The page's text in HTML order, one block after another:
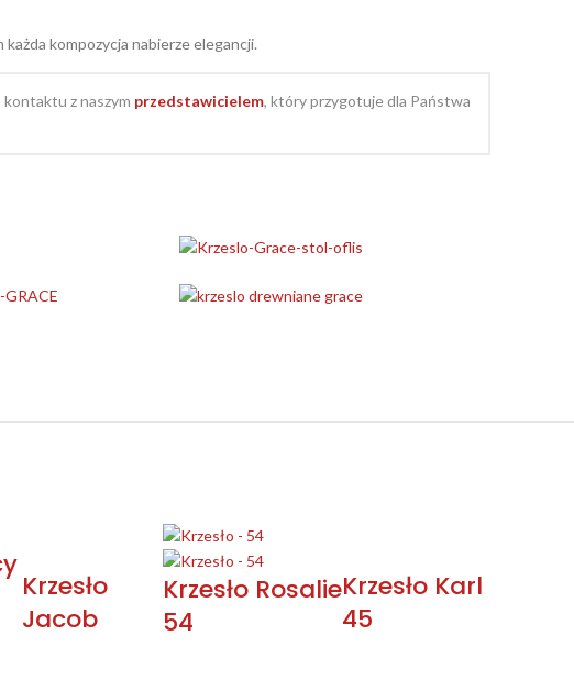
kompozycja nabierze elegancji.
z naszym przedstawicielem, który przygotuje dla Państwa
Krzesło
Jacob
Krzesło Rosalie
54
Krzesło Karl
45